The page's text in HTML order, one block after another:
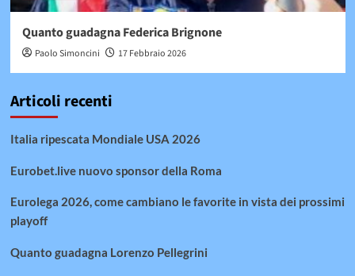
Quanto guadagna Federica Brignone
Paolo Simoncini 17 Febbraio 2026
Articoli recenti
Italia ripescata Mondiale USA 2026
Eurobet.live nuovo sponsor della Roma
Eurolega 2026, come cambiano le favorite in vista dei prossimi
playoff
Quanto guadagna Lorenzo Pellegrini